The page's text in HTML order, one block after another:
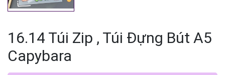
16.14 Túi Zip , Túi Đựng Bút A5
Capybara